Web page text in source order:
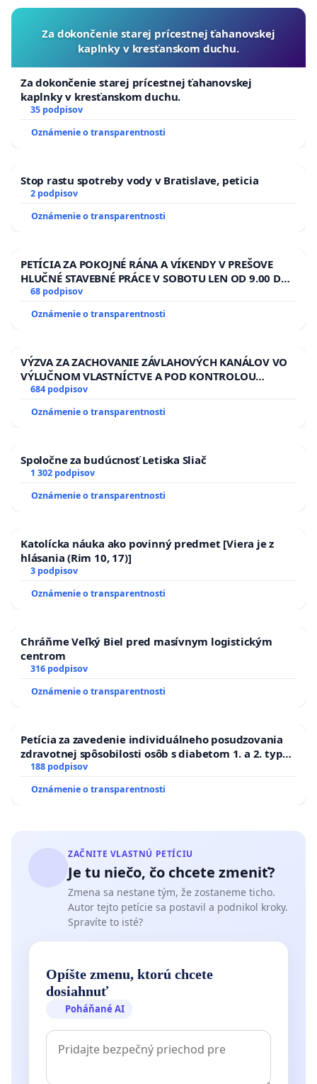
4. Odstrániť stav, v ktorom je rusínske kultúrne
Múzeu ukrajinskej kultúry vo Svidníku
prezentované ako ukrajinské, a prijať systémové
riešenie zabezpečujúce jeho samostatnú a pravdivú
prezentáciu.
Petičný výbor v zložení:
Postajok 15, 085 01 Bardejov
Za dokončenie starej prícestnej ťahanovskej
kaplnky v kresťanskom duchu.
Za dokončenie starej prícestnej ťahanovskej
kaplnky v kresťanskom duchu.
35 podpisov
Oznámenie o transparentnosti
Stop rastu spotreby vody v Bratislave, peticia
2 podpisov
Oznámenie o transparentnosti
PETÍCIA ZA POKOJNÉ RÁNA A VÍKENDY V PREŠOVE
HLUČNÉ STAVEBNÉ PRÁCE V SOBOTU LEN OD 9.00 DO
13.00 HOD., CEZ PRACOVNÝ TÝŽDEŇ CIEĽ 8.00 – 18.00
HOD. A PRAVIDELNÁ KONTROLA STAVBY C-AREA NA
ĎUMBIERSKEJ/MAGU
68 podpisov
Oznámenie o transparentnosti
VÝZVA ZA ZACHOVANIE ZÁVLAHOVÝCH KANÁLOV VO
VÝLUČNOM VLASTNÍCTVE A POD KONTROLOU
SLOVENSKEJ REPUBLIKY & žiadosť na riešenie
zanedbaného stavu závlahových a odvodňovacích
kanálov na Slovensku
684 podpisov
Oznámenie o transparentnosti
Spoločne za budúcnosť Letiska Sliač
1 302 podpisov
Oznámenie o transparentnosti
Katolícka náuka ako povinný predmet [Viera je z
hlásania (Rim 10, 17)]
3 podpisov
Oznámenie o transparentnosti
Chráňme Veľký Biel pred masívnym logistickým
centrom
316 podpisov
Oznámenie o transparentnosti
Petícia za zavedenie individuálneho posudzovania
zdravotnej spôsobilosti osôb s diabetom 1. a 2. typu
pri prijímaní do Policajného zboru SR
188 podpisov
Oznámenie o transparentnosti
ZAČNITE VLASTNÚ PETÍCIU
Je tu niečo, čo chcete zmeniť?
Zmena sa nestane tým, že zostaneme ticho.
Autor tejto petície sa postavil a podnikol kroky.
Spravíte to isté?
Opíšte zmenu, ktorú chcete
dosiahnuť
Poháňané AI